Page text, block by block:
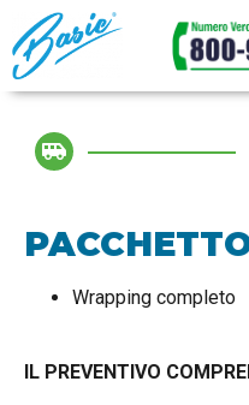
Wrapping completo
IL PREVENTIVO